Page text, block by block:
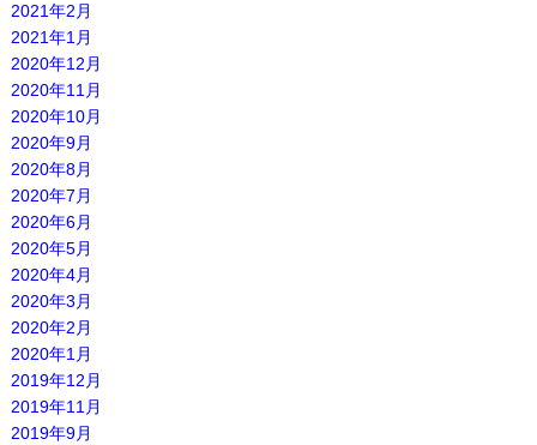
2021年2月
2021年1月
2020年12月
2020年11月
2020年10月
2020年9月
2020年8月
2020年7月
2020年6月
2020年5月
2020年4月
2020年3月
2020年2月
2020年1月
2019年12月
2019年11月
2019年9月